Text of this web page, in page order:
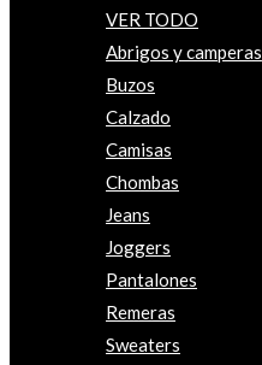
VER TODO
Abrigos y camperas
Buzos
Calzado
Camisas
Chombas
Jeans
Joggers
Pantalones
Remeras
Sweaters